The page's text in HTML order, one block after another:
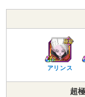
アリンス
超